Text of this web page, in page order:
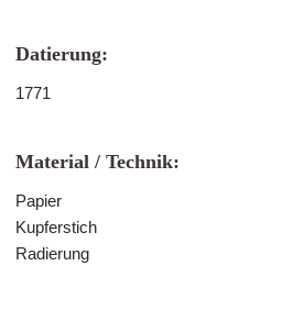
Datierung:
1771
Material / Technik:
Papier
Kupferstich
Radierung